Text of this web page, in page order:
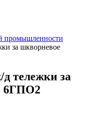
промышленности
за шкворневое
тележки за
6ГПО2